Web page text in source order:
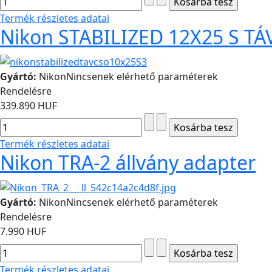
Termék részletes adatai
Nikon STABILIZED 12X25 S
Gyártó: NikonNincsenek elérhető paraméterek
Rendelésre
339.890 HUF
Termék részletes adatai
Nikon TRA-2 állvány adapter
Gyártó: NikonNincsenek elérhető paraméterek
Rendelésre
7.990 HUF